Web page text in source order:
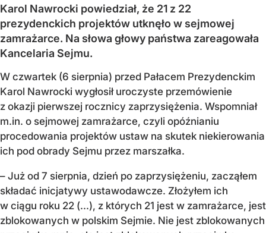
Karol Nawrocki powiedział, że 21 z 22
prezydenckich projektów utknęło w sejmowej
zamrażarce. Na słowa głowy państwa zareagowała
Kancelaria Sejmu.
W czwartek (6 sierpnia) przed Pałacem Prezydenckim
Karol Nawrocki wygłosił uroczyste przemówienie
z okazji pierwszej rocznicy zaprzysiężenia. Wspomniał
m.in. o sejmowej zamrażarce, czyli opóźnianiu
procedowania projektów ustaw na skutek niekierowania
ich pod obrady Sejmu przez marszałka.
– Już od 7 sierpnia, dzień po zaprzysiężeniu, zacząłem
składać inicjatywy ustawodawcze. Złożyłem ich
w ciągu roku 22 (...), z których 21 jest w zamrażarce, jest
zblokowanych w polskim Sejmie. Nie jest zblokowanych